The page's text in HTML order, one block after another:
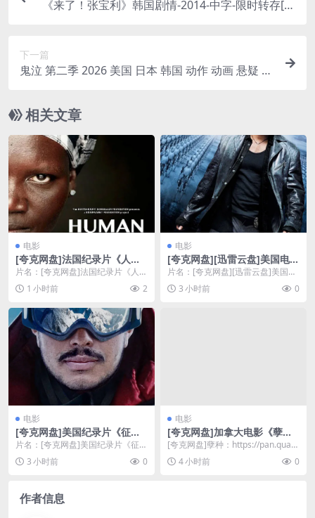
《来了！张宝利》韩国剧情-2014-中字-限时转存[夸
下一篇
鬼泣 第二季 2026 美国 日本 韩国 动作 动画 悬疑 奇
相关文章
电影
[夸克网盘]法国纪录片《人
类》（2015）豆瓣8.9
片名：[夸克网盘]法国纪录片《人
类》（2015）豆瓣8.9 分类：电影
类型：纪...
1 小时前 2
电影
[夸克网盘][迅雷云盘]美国电影
《我，机器人》（2004）动
作 / 科幻 / 悬疑 / 惊悚 豆瓣8.
3
片名：[夸克网盘][迅雷云盘]美国电
影《我，机器人》（2004）动
作 / 科幻 ...
3 小时前 0
电影
[夸克网盘]美国纪录片《征服1
4座高峰：凡事皆可能》（202
片名：[夸克网盘]美国纪录片《征服
14座高峰：凡事皆可能》（2021）
豆瓣8.6...
3 小时前 0
电影
[夸克网盘]加拿大电影《孽
种》（2025）恐怖
[夸克网盘]孽种：https://pan.quar
k.cn/s/72319a2d...
4 小时前 0
作者信息